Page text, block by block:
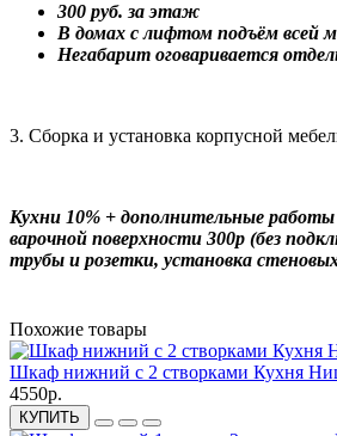
300 руб. за этаж
В домах с лифтом подъём всей
Негабарит оговаривается
3. Сборка и установка корпусной
Кухни 10% + дополнительные работы
варочной поверхности 300р (без
трубы и розетки, установка
Похожие товары
Шкаф нижний с 2 створками Кухня
4550р.
КУПИТЬ